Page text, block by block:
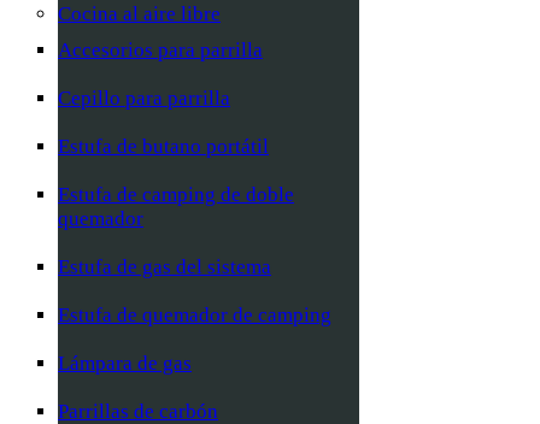
Cocina al aire libre
Accesorios para parrilla
Cepillo para parrilla
Estufa de butano portátil
Estufa de camping de doble
quemador
Estufa de gas del sistema
Estufa de quemador de camping
Lámpara de gas
Parrillas de carbón